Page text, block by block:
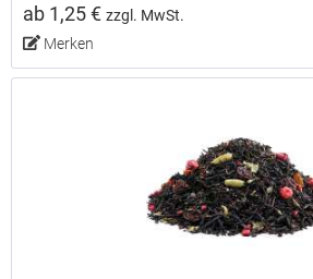
ab 1,25 €zzgl. MwSt.
Merken